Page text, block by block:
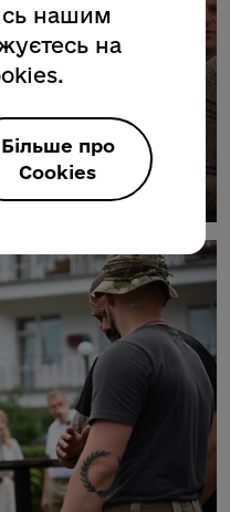
нашим
на
Більше про
Cookies